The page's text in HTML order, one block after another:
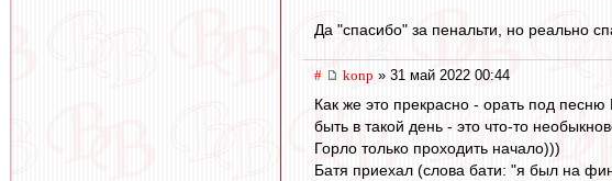
Да "спасибо" за пенальти, но реально
# konp » 31 май 2022 00:44
Как же это прекрасно - орать под
быть в такой день - это что-то
Горло только проходить начало)))
Батя приехал (слова бати: "я был на